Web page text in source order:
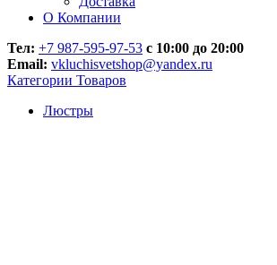
О Компании
Тел: +7 987-595-97-53 с 10:00 до 20:00
Email: vkluchisvetshop@yandex.ru
Категории Товаров
Люстры